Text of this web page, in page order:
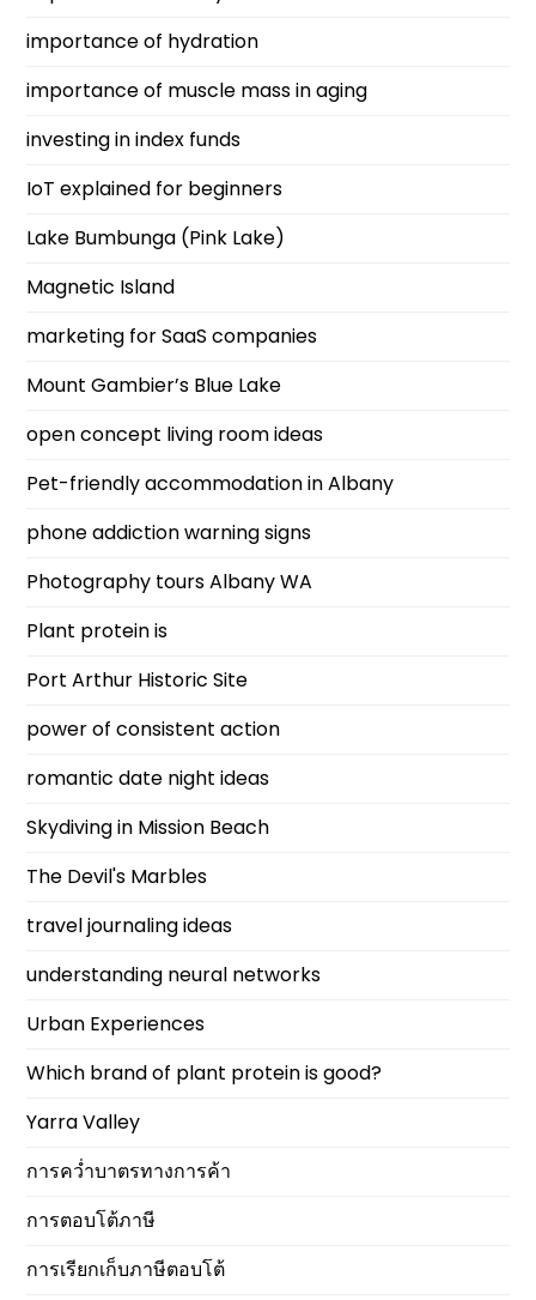
importance of hydration
importance of muscle mass in aging
investing in index funds
IoT explained for beginners
Lake Bumbunga (Pink Lake)
Magnetic Island
marketing for SaaS companies
Mount Gambier’s Blue Lake
open concept living room ideas
Pet-friendly accommodation in Albany
phone addiction warning signs
Photography tours Albany WA
Plant protein is
Port Arthur Historic Site
power of consistent action
romantic date night ideas
Skydiving in Mission Beach
The Devil's Marbles
travel journaling ideas
understanding neural networks
Urban Experiences
Which brand of plant protein is good?
Yarra Valley
การคว่ำบาตรทางการค้า
การตอบโต้ภาษี
การเรียกเก็บภาษีตอบโต้